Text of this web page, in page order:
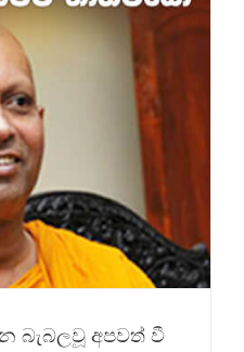
බැබලවූ අපවත් වී